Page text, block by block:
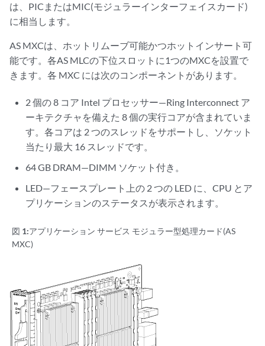
は、PICまたはMIC(モジュラーインターフェイスカード)
に相当します。
AS MXCは、ホットリムーブ可能かつホットインサート可
能です。各AS MLCの下位スロットに1つのMXCを設置で
きます。各 MXC には次のコンポーネントがあります。
2 個の 8 コア Intel プロセッサー—Ring Interconnect ア
ーキテクチャを備えた 8 個の実行コアが含まれていま
す。各コアは 2 つのスレッドをサポートし、ソケット
当たり最大 16 スレッドです。
64 GB DRAM—DIMM ソケット付き。
LED—フェースプレート上の 2 つの LED に、CPU とア
プリケーションのステータスが表示されます。
図 1:アプリケーション サービス モジュラー型処理カード(AS
MXC)